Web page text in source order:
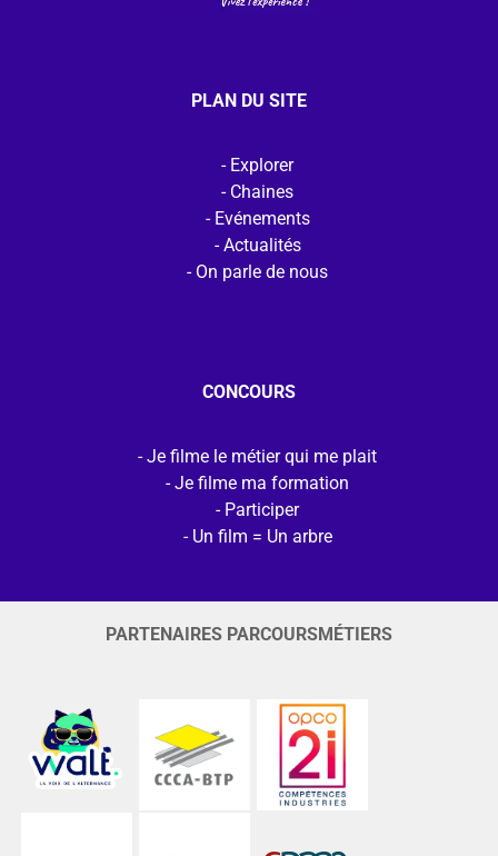
PLAN DU SITE
Explorer
Chaines
Evénements
Actualités
On parle de nous
CONCOURS
Je filme le métier qui me plait
Je filme ma formation
Participer
Un film = Un arbre
PARTENAIRES PARCOURSMÉTIERS